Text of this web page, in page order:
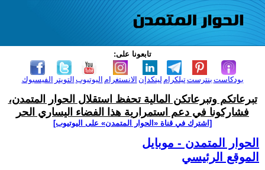
تابعونا على:
الفيسبوك التويتر اليوتيوب الانستغرام لينكدإن تيلكرامبنترست بودكاست
تبرعاتكم وتبرعاتكن المالية تحفظ استقلال الحوار المتمدن،
فشاركونا في دعم استمرارية هذا الفضاء اليساري الحر
[اشترك في قناة ‫«الحوار المتمدن» على اليوتيوب]
الحوار المتمدن - موبايل
الموقع الرئيسي